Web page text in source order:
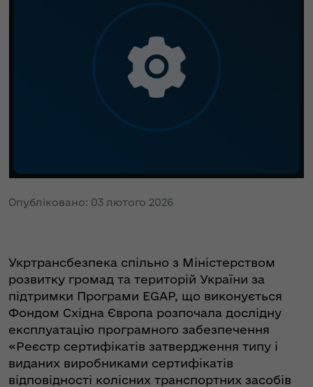
Опубліковано: 03 лютого 2026
Укртрансбезпека спільно з Міністерством
розвитку громад та територій України за
підтримки Програми EGAP, що виконується
Фондом Східна Європа розпочала дослідну
експлуатацію програмного забезпечення
«Реєстр сертифікатів затвердження типу і
виданих виробниками сертифікатів
відповідності колісних транспортних засобів